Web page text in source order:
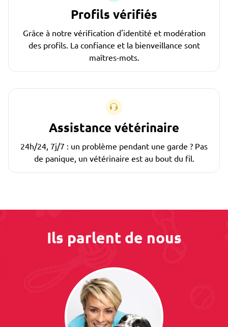
Profils vérifiés
Grâce à notre vérification d'identité et modération
des profils. La confiance et la bienveillance sont
maîtres-mots.
Assistance vétérinaire
24h/24, 7j/7 : un problème pendant une garde ? Pas
de panique, un vétérinaire est au bout du fil.
Ils parlent de nous